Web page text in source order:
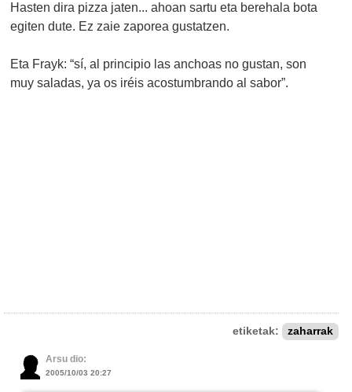
Hasten dira pizza jaten... ahoan sartu eta berehala bota
egiten dute. Ez zaie zaporea gustatzen.
Eta Frayk: “sí, al principio las anchoas no gustan, son
muy saladas, ya os iréis acostumbrando al sabor”.
etiketak: zaharrak
Arsu dio:
2005/10/03 20:27